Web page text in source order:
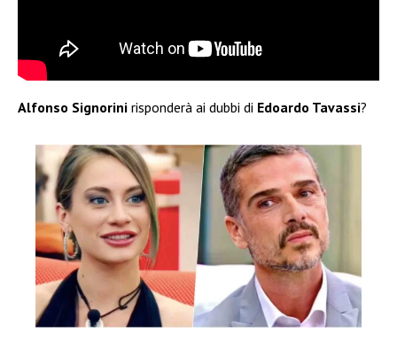
Alfonso Signorini risponderà ai dubbi di Edoardo Tavassi?